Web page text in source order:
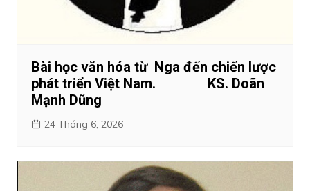
Bài học văn hóa từ Nga đến chiến lược
phát triển Việt Nam. KS. Doãn
Mạnh Dũng
24 Tháng 6, 2026